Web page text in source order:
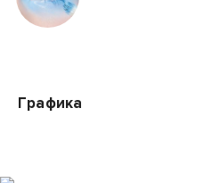
Графика